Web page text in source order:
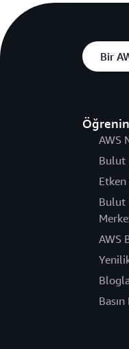
Bir
Öğrenin
AWS
Bulut
Etken
Bulut
AWS